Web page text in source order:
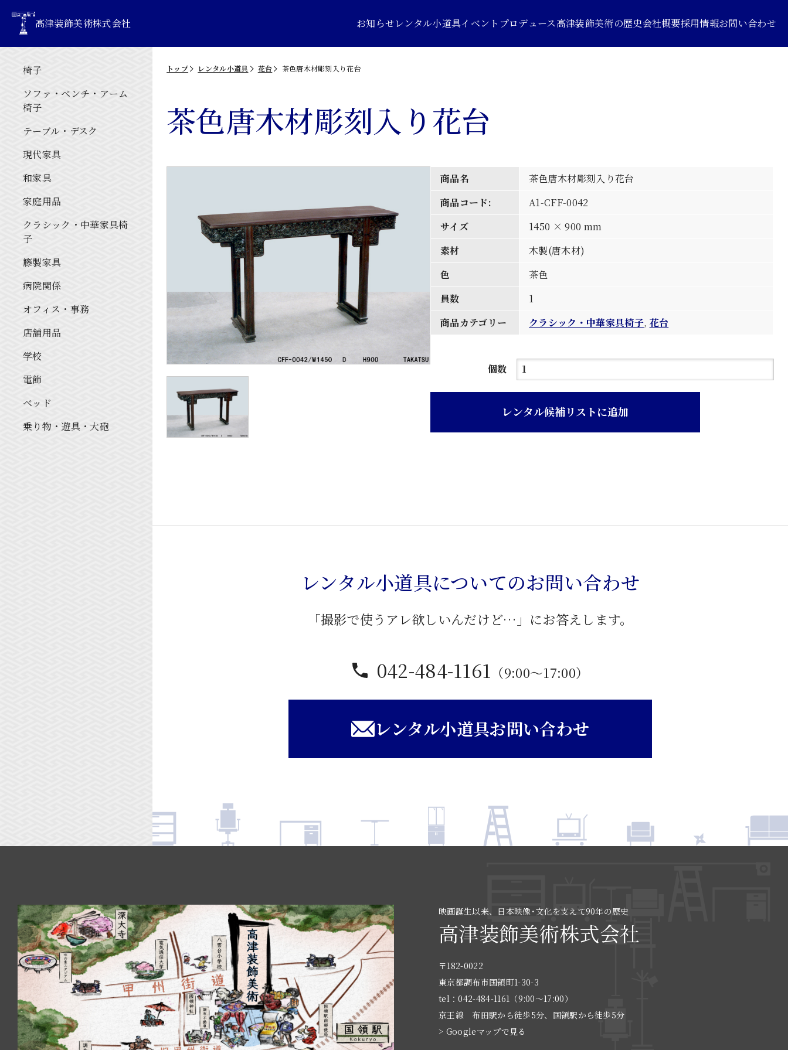
高津装飾美術株式会社 お知らせレンタル小道具イベントプロデュース高津装飾美術の歴史会社概要採用情報お問い合わせ
椅子
ソファ・ベンチ・アーム
椅子
テーブル・デスク
現代家具
和家具
家庭用品
クラシック・中華家具椅
子
籐製家具
病院関係
オフィス・事務
店舗用品
学校
電飾
ベッド
乗り物・遊具・大砲
トップ レンタル小道具 花台 茶色唐木材彫刻入り花台
茶色唐木材彫刻入り花台
商品名
茶色唐木材彫刻入り花台
商品コード:
A1-CFF-0042
サイズ
1450 × 900 mm
素材
木製(唐木材)
色
茶色
員数
1
商品カテゴリー
クラシック・中華家具椅子, 花台
個数
茶
個
レンタル候補リストに追加
レンタル小道具についてのお問い合わせ
「撮影で使うアレ欲しいんだけど…」にお答えします。
042-484-1161 （9:00〜17:00）
レンタル小道具お問い合わせ
映画誕生以来、日本映像･文化を支えて90年の歴史
高津装飾美術株式会社
〒182-0022
東京都調布市国領町1-30-3
tel：042-484-1161（9:00〜17:00）
京王線 布田駅から徒歩5分、国領駅から徒歩5分
> Googleマップで見る